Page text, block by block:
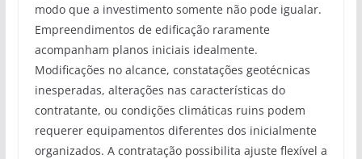
modo que a investimento somente não pode igualar.
Empreendimentos de edificação raramente
acompanham planos iniciais idealmente.
Modificações no alcance, constatações geotécnicas
inesperadas, alterações nas características do
contratante, ou condições climáticas ruins podem
requerer equipamentos diferentes dos inicialmente
organizados. A contratação possibilita ajuste flexível a